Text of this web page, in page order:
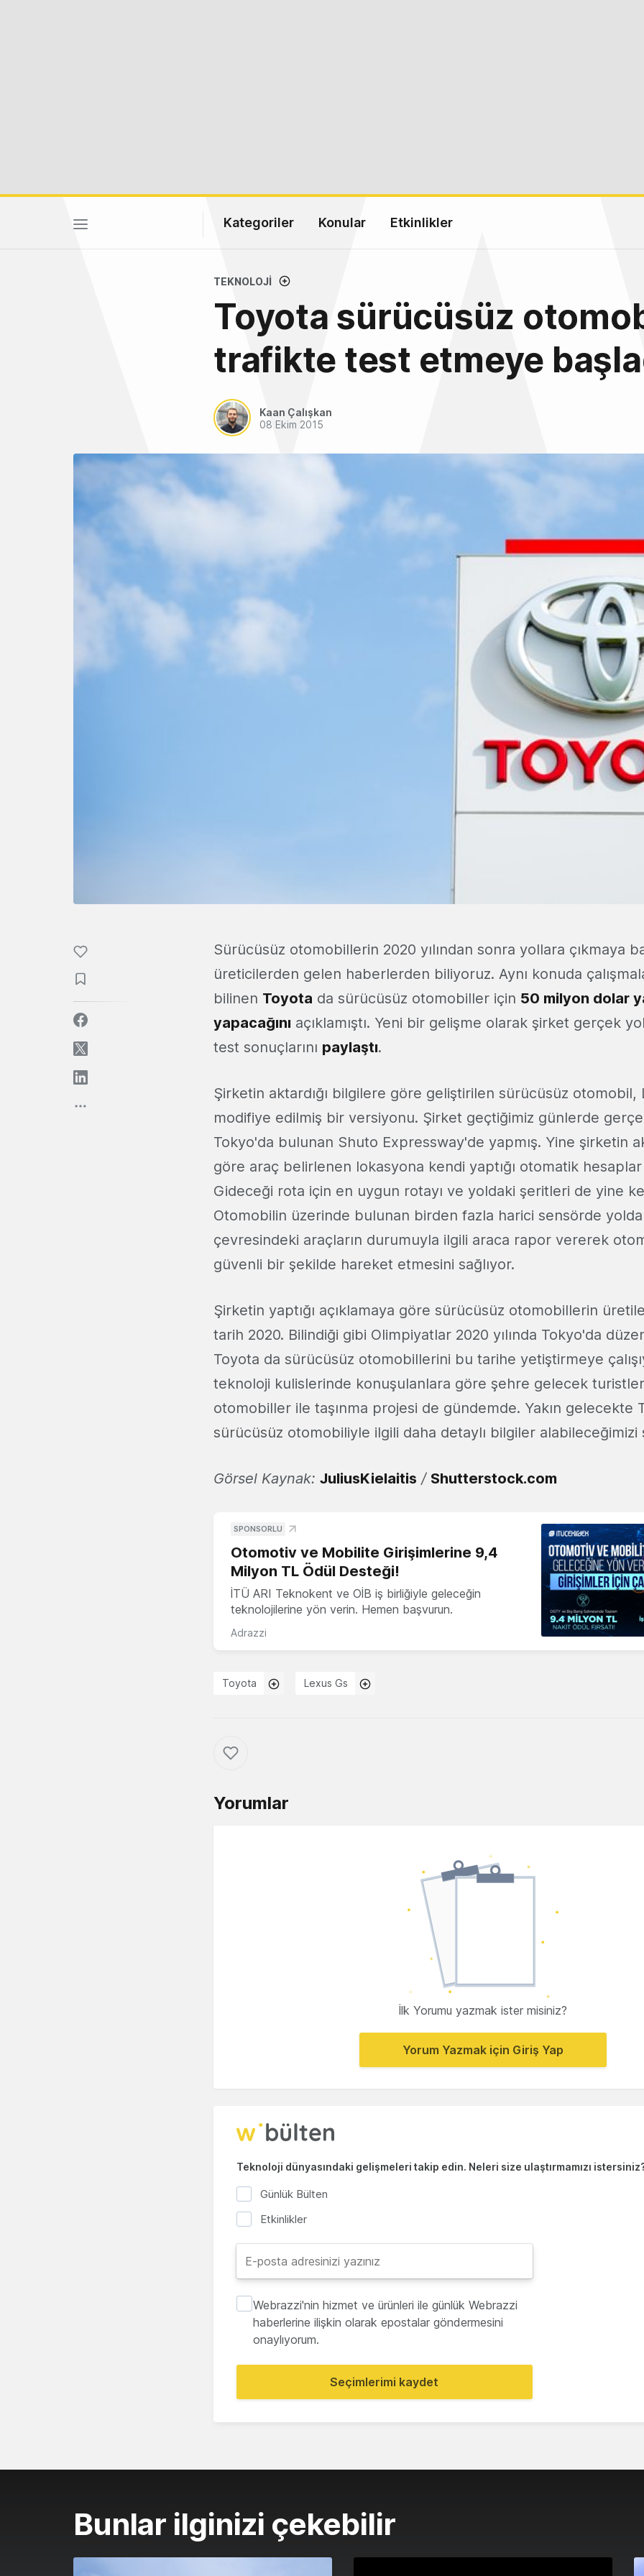
Kategoriler Konular Etkinlikler
TEKNOLOJI
Toyota sürücüsüz
trafikte test etmeye
Kaan Çalışkan
08 Ekim 2015
Sürücüsüz otomobillerin 2020 yılından sonra yollara çıkmaya
üreticilerden gelen haberlerden biliyoruz. Aynı konuda
bilinen Toyota da sürücüsüz otomobiller için 50 milyon dolar
yapacağını açıklamıştı. Yeni bir gelişme olarak şirket gerçek
test sonuçlarını paylaştı.
Şirketin aktardığı bilgilere göre geliştirilen sürücüsüz otomobil,
modifiye edilmiş bir versiyonu. Şirket geçtiğimiz günlerde
Tokyo'da bulunan Shuto Expressway'de yapmış. Yine şirketin
göre araç belirlenen lokasyona kendi yaptığı otomatik
Gideceği rota için en uygun rotayı ve yoldaki şeritleri de yine
Otomobilin üzerinde bulunan birden fazla harici sensörde
çevresindeki araçların durumuyla ilgili araca rapor vererek
güvenli bir şekilde hareket etmesini sağlıyor.
Şirketin yaptığı açıklamaya göre sürücüsüz otomobillerin
tarih 2020. Bilindiği gibi Olimpiyatlar 2020 yılında Tokyo'da
Toyota da sürücüsüz otomobillerini bu tarihe yetiştirmeye
teknoloji kulislerinde konuşulanlara göre şehre gelecek
otomobiller ile taşınma projesi de gündemde. Yakın gelecekte
sürücüsüz otomobiliyle ilgili daha detaylı bilgiler alabileceğimizi
Görsel Kaynak: JuliusKielaitis / Shutterstock.com
SPONSORLU
Otomotiv ve Mobilite Girişimlerine 9,4
Milyon TL Ödül Desteği!
İTÜ ARI Teknokent ve OİB iş birliğiyle geleceğin
teknolojilerine yön verin. Hemen başvurun.
Adrazzi
Toyota Lexus Gs
Yorumlar
İlk Yorumu yazmak ister misiniz?
Yorum Yazmak için Giriş Yap
Teknoloji dünyasındaki gelişmeleri takip edin. Neleri size ulaştırmamızı
Günlük Bülten
Etkinlikler
Webrazzi'nin hizmet ve ürünleri ile günlük Webrazzi
haberlerine ilişkin olarak epostalar göndermesini
onaylıyorum.
Seçimlerimi kaydet
Bunlar ilginizi çekebilir